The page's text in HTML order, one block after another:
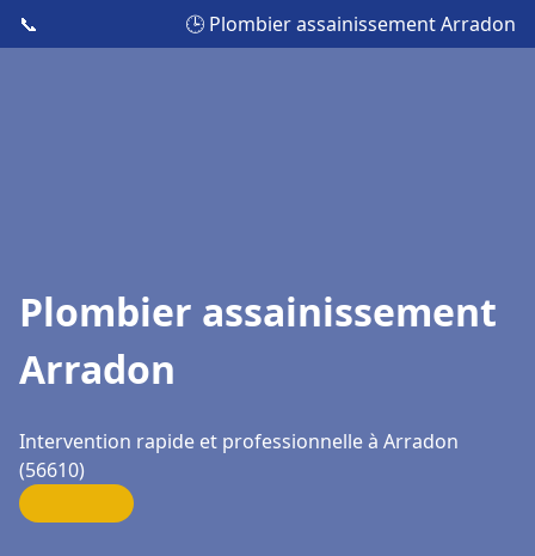
📞 🕒 Plombier assainissement Arradon
Plombier assainissement
Arradon
Intervention rapide et professionnelle à Arradon
(56610)